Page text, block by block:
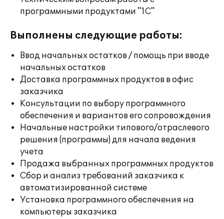
программными продуктами "1С"
Выполнены следующие работы:
Ввод начальных остатков / помощь при вводе
начальных остатков
Доставка программных продуктов в офис
заказчика
Консультации по выбору программного
обеспечения и вариантов его сопровождения
Начальные настройки типового/отраслевого
решения (программы) для начала ведения
учета
Продажа выбранных программных продуктов
Сбор и анализ требований заказчика к
автоматизированной системе
Установка программного обеспечения на
компьютеры заказчика